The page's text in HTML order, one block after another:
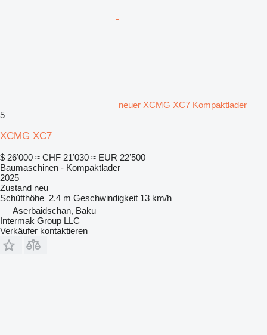
neuer XCMG XC7 Kompaktlader
5
XCMG XC7
$ 26’000 ≈ CHF 21’030 ≈ EUR 22’500
Baumaschinen - Kompaktlader
2025
Zustand neu
Schütthöhe 2.4 m Geschwindigkeit 13 km/h
Aserbaidschan, Baku
Intermak Group LLC
Verkäufer kontaktieren